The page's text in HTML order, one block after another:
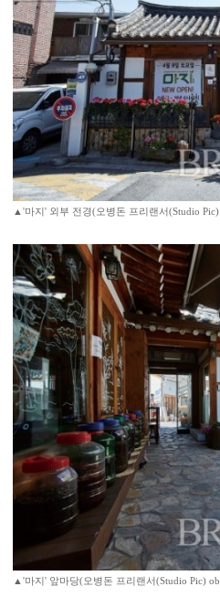
▲'마지' 외부 전경(오병돈 프리랜서(Studio
▲'마지' 앞마당(오병돈 프리랜서(Studio Pic)